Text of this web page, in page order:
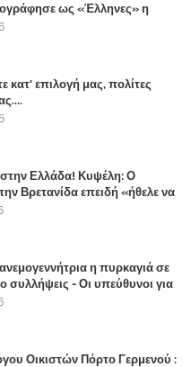
ως «Έλληνες» η
κατ' επιλογή μας, πολίτες
στην Ελλάδα! Κυψέλη: Ο
Βρετανίδα επειδή «ήθελε να
χριστιανή»
η πυρκαγιά σε
συλλήψεις - Οι υπεύθυνοι για
της κατάσβεσης θα
Οικιστών Πόρτο Γερμενού :